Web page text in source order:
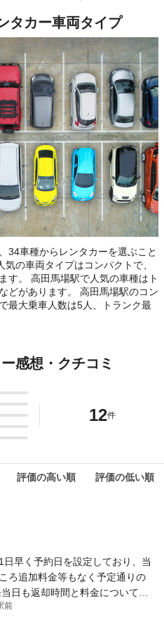
タカー車両タイプ
34車種からレンタカーを選ぶこと
の車両タイプはコンパクトで、
す。 高田馬場駅で人気の車種はト
どがあります。 高田馬場駅のコン
最大乗車人数は5人、トランク最
感想・クチコミ
12件
評価の高い順 評価の低い順
早く予約日を設定しており、当
ろ追加料金等もなく予定通りの
日も返却時間と料金について丁
前